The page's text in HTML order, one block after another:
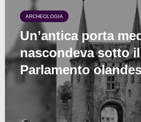
ARCHEOLOGIA
Un’antica porta
nascondeva sotto il
Parlamento